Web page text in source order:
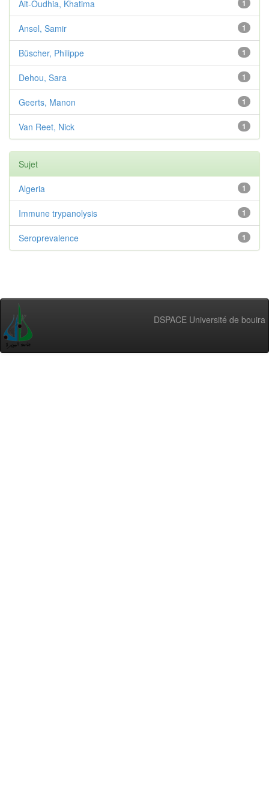
1
Ait-Oudhia, Khatima
1
Ansel, Samir
1
Büscher, Philippe
1
Dehou, Sara
1
Geerts, Manon
1
Van Reet, Nick
Sujet
1
Algeria
1
Immune trypanolysis
1
Seroprevalence
DSPACE Université de bouira